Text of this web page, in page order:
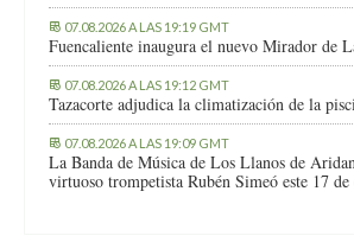
07.08.2026 A LAS 19:19 GMT
Fuencaliente inaugura el nuevo Mirador de
07.08.2026 A LAS 19:12 GMT
Tazacorte adjudica la climatización de la
07.08.2026 A LAS 19:09 GMT
La Banda de Música de Los Llanos de
virtuoso trompetista Rubén Simeó este 17